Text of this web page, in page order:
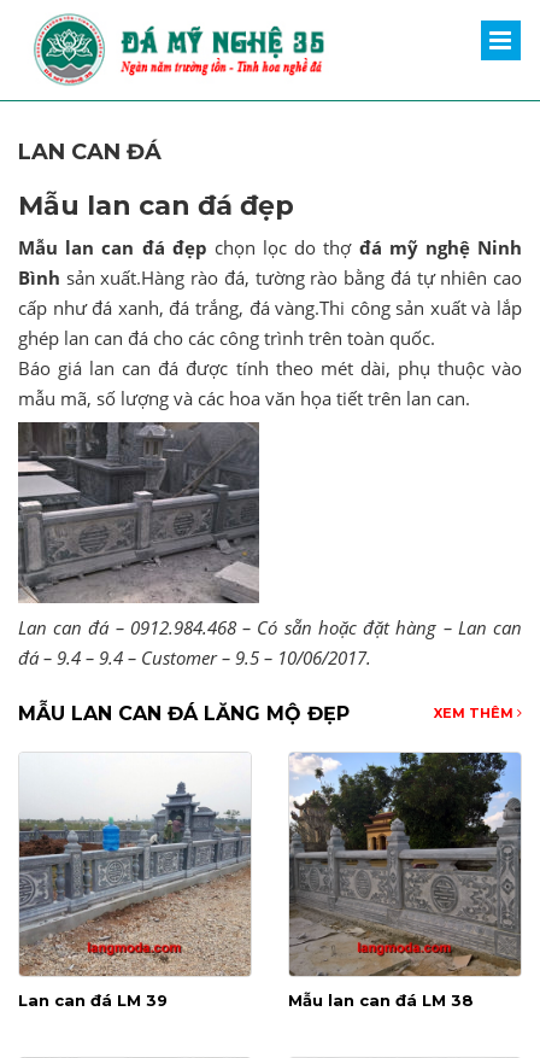
LAN CAN ĐÁ
Mẫu lan can đá đẹp
Mẫu lan can đá đẹp chọn lọc do thợ đá mỹ nghệ Ninh
Bình sản xuất.Hàng rào đá, tường rào bằng đá tự nhiên cao
cấp như đá xanh, đá trắng, đá vàng.Thi công sản xuất và lắp
ghép lan can đá cho các công trình trên toàn quốc.
Báo giá lan can đá được tính theo mét dài, phụ thuộc vào
mẫu mã, số lượng và các hoa văn họa tiết trên lan can.
Lan can đá – 0912.984.468 – Có sẵn hoặc đặt hàng – Lan can
đá – 9.4 – 9.4 – Customer – 9.5 – 10/06/2017.
MẪU LAN CAN ĐÁ LĂNG MỘ ĐẸP XEM THÊM
Lan can đá LM 39 Mẫu lan can đá LM 38